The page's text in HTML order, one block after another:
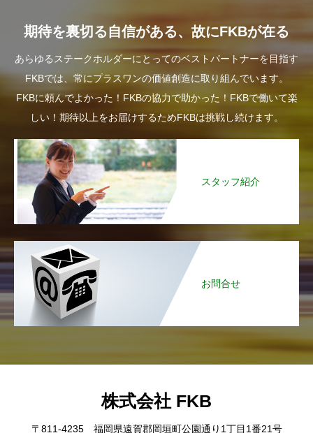
期待を裏切る自信がある、故にFKBが在る
あらゆるステークホルダーにとってのベストパートナーを目指す
FKBでは、常にプラスワンの価値創造に取り組んでいます。
FKBに頼んでよかった！FKBの協力で助かった！FKBで働いて楽
しい！期待以上をお届けするためFKBは挑戦し続けます。
スタッフ紹介
お問合せ
株式会社 FKB
〒811-4235 福岡県遠賀郡岡垣町公園通り1丁目1番21号